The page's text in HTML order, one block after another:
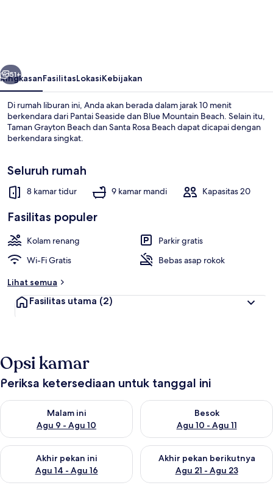
Rentals
Berikutnya
51+
RingkasanFasilitasLokasiKebijakan
Di rumah liburan ini, Anda akan berada dalam jarak 10 menit
berkendara dari Pantai Seaside dan Blue Mountain Beach. Selain itu,
Taman Grayton Beach dan Santa Rosa Beach dapat dicapai dengan
berkendara singkat.
Seluruh rumah
8 kamar tidur 9 kamar mandi Kapasitas 20
Fasilitas populer
Kolam renang
Parkir gratis
Wi-Fi Gratis
Bebas asap rokok
Lihat semua
Fasilitas utama (2)
Opsi kamar
Periksa ketersediaan untuk tanggal ini
Malam ini
Agu 9 - Agu 10
Periksa ketersediaan untuk malam ini Agu 9 - Agu 10
Besok
Agu 10 - Agu 11
Periksa ketersediaan untuk
Akhir pekan ini
Agu 14 - Agu 16
Periksa ketersediaan untuk akhir pekan ini Agu 14 - Agu 16
Akhir pekan berikutnya
Agu 21 - Agu 23
Periksa ketersediaan untuk